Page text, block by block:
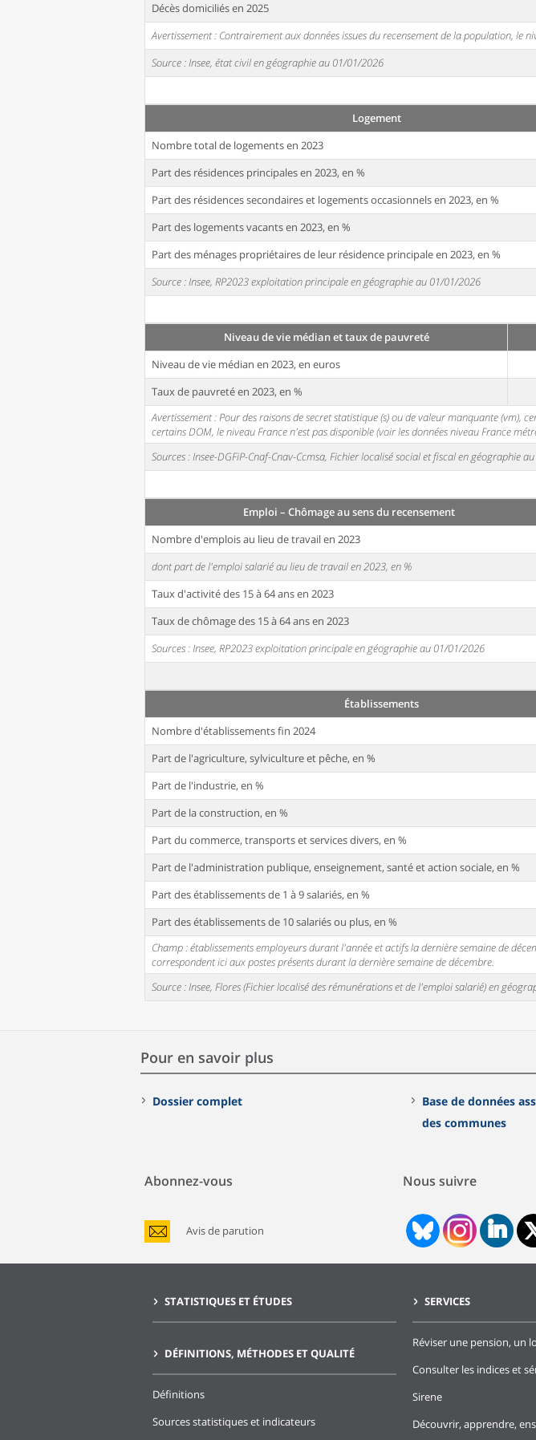
Décès domiciliés en 2025
Avertissement : Contrairement aux données issues du recensement de la population, le
Source : Insee, état civil en géographie au 01/01/2026
Logement
Nombre total de logements en 2023
Part des résidences principales en 2023, en %
Part des résidences secondaires et logements occasionnels en 2023, en %
Part des logements vacants en 2023, en %
Part des ménages propriétaires de leur résidence principale en 2023, en %
Source : Insee, RP2023 exploitation principale en géographie au 01/01/2026
Niveau de vie médian et taux de pauvreté
Niveau de vie médian en 2023, en euros
Taux de pauvreté en 2023, en %
Avertissement : Pour des raisons de secret statistique (s) ou de valeur manquante (vm),
certains DOM, le niveau France n'est pas disponible (voir les données niveau France
Sources : Insee-DGFiP-Cnaf-Cnav-Ccmsa, Fichier localisé social et fiscal en géographie
Emploi – Chômage au sens du recensement
Nombre d'emplois au lieu de travail en 2023
dont part de l'emploi salarié au lieu de travail en 2023, en %
Taux d'activité des 15 à 64 ans en 2023
Taux de chômage des 15 à 64 ans en 2023
Sources : Insee, RP2023 exploitation principale en géographie au 01/01/2026
Établissements
Nombre d'établissements fin 2024
Part de l'agriculture, sylviculture et pêche, en %
Part de l'industrie, en %
Part de la construction, en %
Part du commerce, transports et services divers, en %
Part de l'administration publique, enseignement, santé et action sociale, en %
Part des établissements de 1 à 9 salariés, en %
Part des établissements de 10 salariés ou plus, en %
Champ : établissements employeurs durant l'année et actifs la dernière semaine de
correspondent ici aux postes présents durant la dernière semaine de décembre.
Source : Insee, Flores (Fichier localisé des rémunérations et de l'emploi salarié) en
Pour en savoir plus
Dossier complet
Base de données
des communes
Abonnez-vous
Avis de parution
Nous suivre
STATISTIQUES ET ÉTUDES
DÉFINITIONS, MÉTHODES ET QUALITÉ
Définitions
Sources statistiques et indicateurs
SERVICES
Réviser une pension, un
Consulter les indices et
Sirene
Découvrir, apprendre,